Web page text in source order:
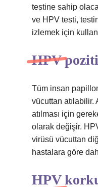
testine sahip
ve HPV testi,
izlemek için
HPV
Tüm insan
vücuttan atılabilir.
atılması için
olarak değişir.
virüsü vücuttan
hastalara göre
HPV